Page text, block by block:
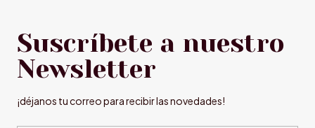
Suscríbete a nuestro
Newsletter
¡déjanos tu correo para recibir las novedades!